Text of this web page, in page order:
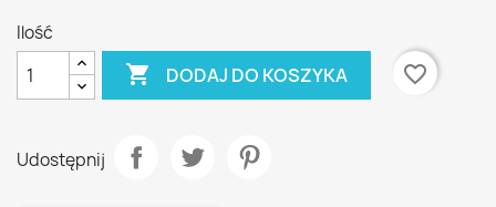
Ilość
 DODAJ DO KOSZYKA favorite_border
Udostępnij